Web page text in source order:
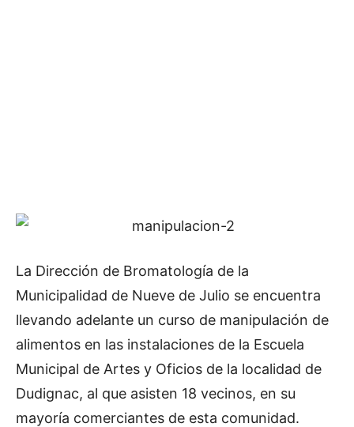
La Dirección de Bromatología de la
Municipalidad de Nueve de Julio se encuentra
llevando adelante un curso de manipulación de
alimentos en las instalaciones de la Escuela
Municipal de Artes y Oficios de la localidad de
Dudignac, al que asisten 18 vecinos, en su
mayoría comerciantes de esta comunidad.